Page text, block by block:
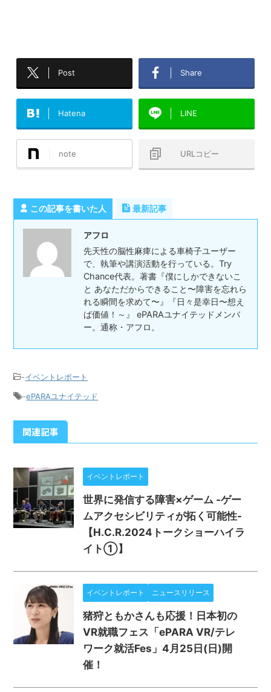
Post Share
Hatena LINE
note URLコピー
この記事を書いた人 最新記事
アフロ
先天性の脳性麻痺による車椅子ユーザー
で、執筆や講演活動を行っている。Try
Chance代表。著書『僕にしかできないこ
と あなただからできること〜障害を忘れら
れる瞬間を求めて〜』『日々是幸日〜想え
ば価値！～』 ePARAユナイテッドメンバ
ー。通称・アフロ。
-イベントレポート
-ePARAユナイテッド
関連記事
イベントレポート
世界に発信する障害×ゲーム -ゲー
ムアクセシビリティが拓く可能性-
【H.C.R.2024トークショーハイラ
イト①】
イベントレポート ニュースリリース
猪狩ともかさんも応援！日本初の
VR就職フェス「ePARA VR/テレ
ワーク就活Fes」4月25日(日)開
催！